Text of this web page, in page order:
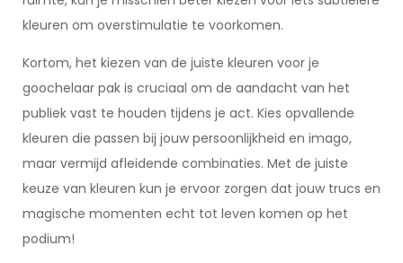
kleuren om overstimulatie te voorkomen.
Kortom, het kiezen van de juiste kleuren voor je
goochelaar pak is cruciaal om de aandacht van het
publiek vast te houden tijdens je act. Kies opvallende
kleuren die passen bij jouw persoonlijkheid en imago,
maar vermijd afleidende combinaties. Met de juiste
keuze van kleuren kun je ervoor zorgen dat jouw trucs en
magische momenten echt tot leven komen op het
podium!